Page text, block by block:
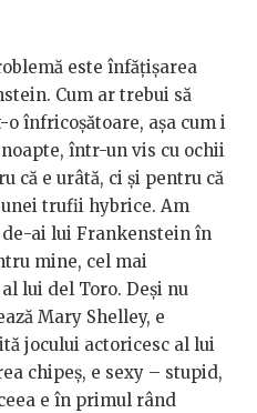
este înfățișarea
Cum ar trebui să
înfricoșătoare, așa cum i
într-un vis cu ochii
că e urâtă, ci și pentru că
trufii hybrice. Am
ai lui Frankenstein în
mine, cel mai
lui del Toro. Deși nu
Mary Shelley, e
jocului actoricesc al lui
chipeș, e sexy – stupid,
e în primul rând